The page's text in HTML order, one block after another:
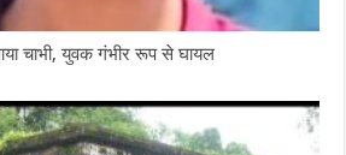
चाभी, युवक गंभीर रूप से घायल